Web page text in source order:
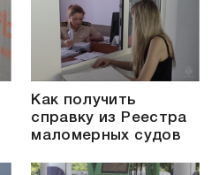
Как получить
справку из Реестра
маломерных судов